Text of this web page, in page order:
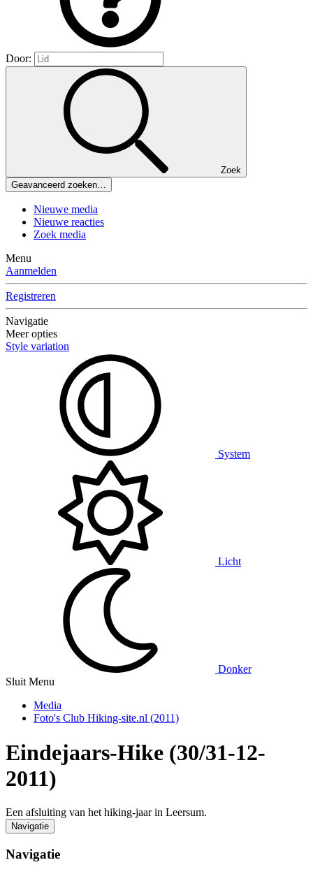
Door:
Zoek
Geavanceerd zoeken…
Nieuwe media
Nieuwe reacties
Zoek media
Menu
Aanmelden
Registreren
Navigatie
Meer opties
Style variation
System
Licht
Donker
Sluit Menu
Media
Foto's Club Hiking-site.nl (2011)
Eindejaars-Hike (30/31-12-
2011)
Een afsluiting van het hiking-jaar in Leersum.
Navigatie
Navigatie